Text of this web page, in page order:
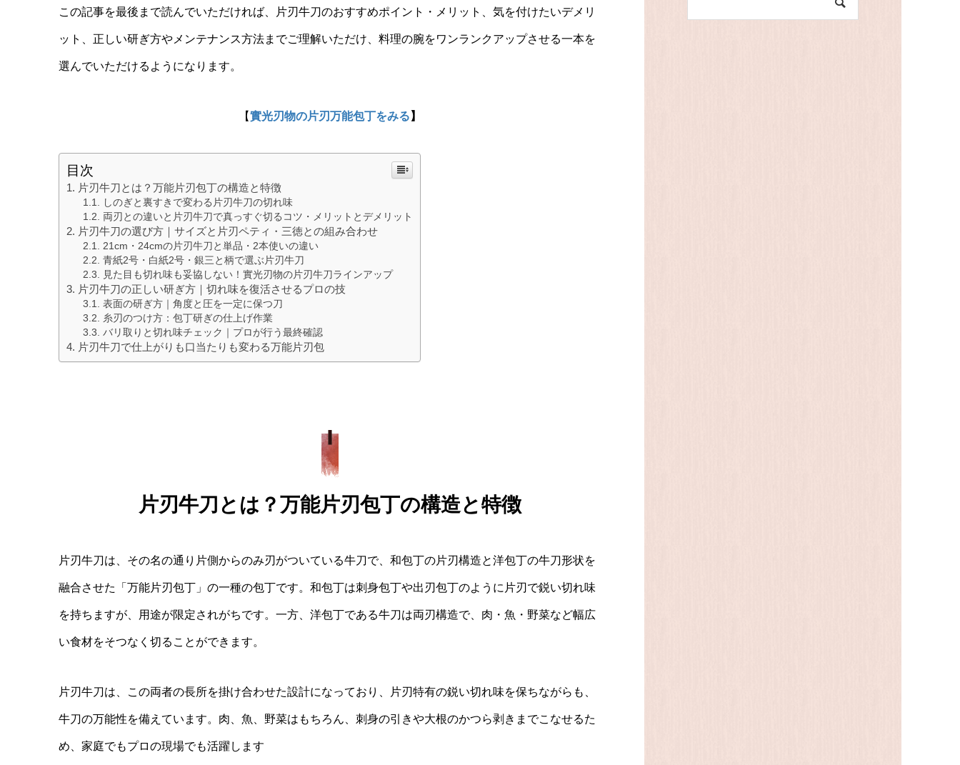
この記事を最後まで読んでいただければ、片刃牛刀のおすすめポイント・メリット、気を付けたいデメリ
ット、正しい研ぎ方やメンテナンス方法までご理解いただけ、料理の腕をワンランクアップさせる一本を
選んでいただけるようになります。
【實光刃物の片刃万能包丁をみる 】
目次
片刃牛刀とは？万能片刃包丁の構造と特徴
しのぎと裏すきで変わる片刃牛刀の切れ味
両刃との違いと片刃牛刀で真っすぐ切るコツ・メリットとデメリット
片刃牛刀の選び方｜サイズと片刃ペティ・三徳との組み合わせ
21cm・24cmの片刃牛刀と単品・2本使いの違い
青紙2号・白紙2号・銀三と柄で選ぶ片刃牛刀
見た目も切れ味も妥協しない！實光刃物の片刃牛刀ラインアップ
片刃牛刀の正しい研ぎ方｜切れ味を復活させるプロの技
表面の研ぎ方｜角度と圧を一定に保つ刀
糸刃のつけ方：包丁研ぎの仕上げ作業
バリ取りと切れ味チェック｜プロが行う最終確認
片刃牛刀で仕上がりも口当たりも変わる万能片刃包
片刃牛刀とは？万能片刃包丁の構造と特徴
片刃牛刀は、 その名の通り片側からのみ刃がついている牛刀で、 和包丁の片刃構造と洋包丁の牛刀形状を
融合させた「万能片刃包丁」の一種の包丁です。和包丁は刺身包丁や出刃包丁のように片刃で鋭い切れ味
を持ちますが、用途が限定されがちです。一方、洋包丁である牛刀は両刃構造で、肉・魚・野菜など幅広
い食材をそつなく切ることができます。
片刃牛刀は、この両者の長所を掛け合わせた設計になっており、片刃特有の鋭い切れ味を保ちながらも、
牛刀の万能性を備えています。肉、魚、野菜はもちろん、刺身の引きや大根のかつら剥きまでこなせるた
め、家庭でもプロの現場でも活躍します